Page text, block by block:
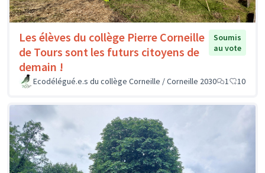
Les élèves du collège Pierre Corneille
de Tours sont les futurs citoyens de
demain !
Soumis
au vote
Ecodélégué.e.s du collège Corneille / Corneille 2030 1 10